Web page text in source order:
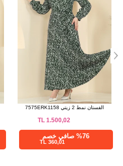
فستان سهرة كحلي 6219BSK463
2.487,00
TL
%28 صافي خصم
1790,64 TL